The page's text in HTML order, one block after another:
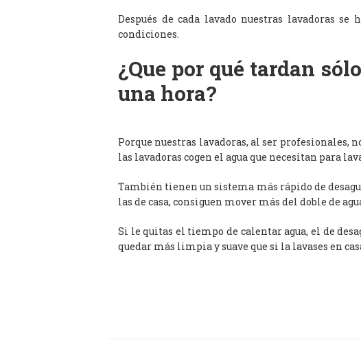
Después de cada lavado nuestras lavadoras
condiciones.
¿Que por qué tardan
una hora?
Porque nuestras lavadoras, al ser profesionales,
las lavadoras cogen el agua que necesitan para
También tienen un sistema más rápido de
las de casa, consiguen mover más del doble de
Si le quitas el tiempo de calentar agua, el de
quedar más limpia y suave que si la lavases en